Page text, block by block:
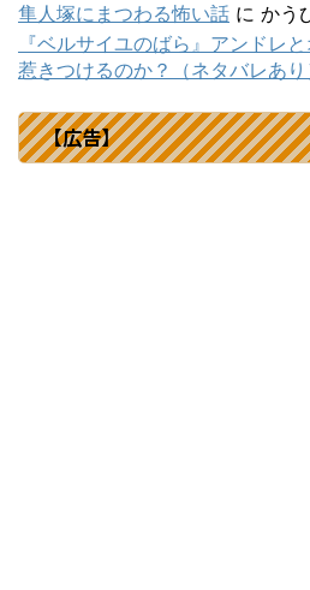
隼人塚にまつわる怖い話 に かう
『ベルサイユのばら』アンドレ
惹きつけるのか？（ネタバレあり
【広告】